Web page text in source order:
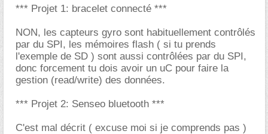
*** Projet 1: bracelet connecté ***
NON, les capteurs gyro sont habituellement contrôlés
par du SPI, les mémoires flash ( si tu prends
l'exemple de SD ) sont aussi contrôlées par du SPI,
donc forcement tu dois avoir un uC pour faire la
gestion (read/write) des données.
*** Projet 2: Senseo bluetooth ***
C'est mal décrit ( excuse moi si je comprends pas )